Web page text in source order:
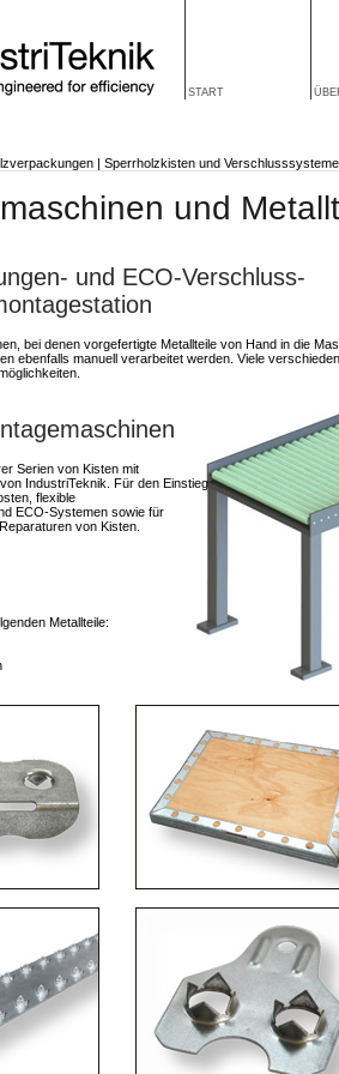
START
| Sperrholzkisten und Verschlusssysteme
und
und ECO-Verschluss-
bei denen vorgefertigte Metallteile von Hand in die
ebenfalls manuell verarbeitet werden. Viele
Serien von Kisten mit
IndustriTeknik. Für den Einstieg
flexible
ECO-Systemen sowie für
von Kisten.
Metallteile: